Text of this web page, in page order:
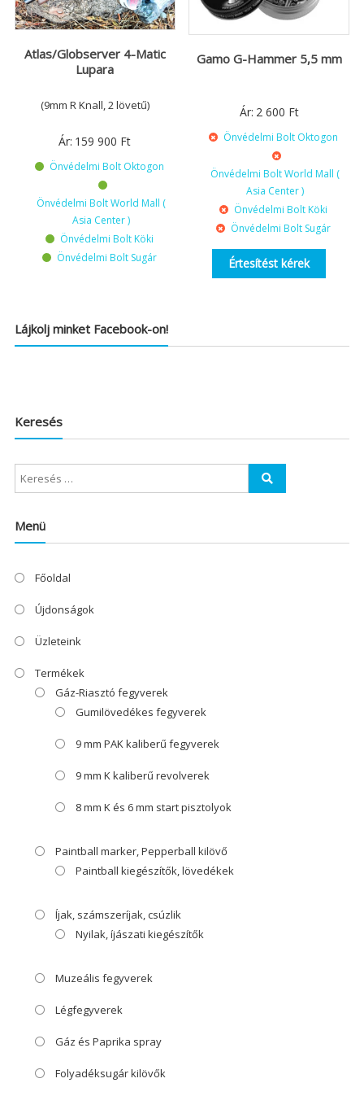
Atlas/Globserver 4-Matic
Lupara
(9mm R Knall, 2 lövetű)
Ár: 159 900 Ft
Önvédelmi Bolt Oktogon
Önvédelmi Bolt World Mall (
Asia Center )
Önvédelmi Bolt Köki
Önvédelmi Bolt Sugár
Gamo G-Hammer 5,5 mm
Ár: 2 600 Ft
Önvédelmi Bolt Oktogon
Önvédelmi Bolt World Mall (
Asia Center )
Önvédelmi Bolt Köki
Önvédelmi Bolt Sugár
Értesítést kérek
Lájkolj minket Facebook-on!
Keresés
Menü
Főoldal
Újdonságok
Üzleteink
Termékek
Gáz-Riasztó fegyverek
Gumilövedékes fegyverek
9 mm PAK kaliberű fegyverek
9 mm K kaliberű revolverek
8 mm K és 6 mm start pisztolyok
Paintball marker, Pepperball kilövő
Paintball kiegészítők, lövedékek
Íjak, számszeríjak, csúzlik
Nyilak, íjászati kiegészítők
Muzeális fegyverek
Légfegyverek
Gáz és Paprika spray
Folyadéksugár kilövők